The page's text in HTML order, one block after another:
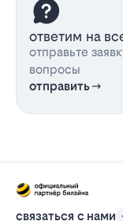
ответим на
отправьте
вопросы
отправить
связаться с нами